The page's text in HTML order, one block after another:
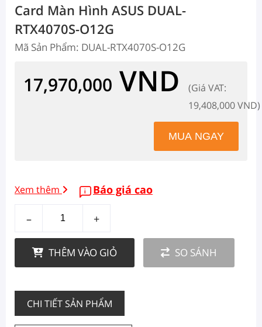
Card Màn Hình ASUS DUAL-
RTX4070S-O12G
Mã Sản Phẩm: DUAL-RTX4070S-O12G
17,970,000 VND
(Giá VAT:
19,408,000 VND)
Xem thêm Báo giá cao
– +
THÊM VÀO GIỎ SO SÁNH
CHI TIẾT SẢN PHẨM